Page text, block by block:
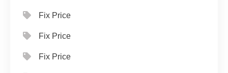
Fix Price
Fix Price
Fix Price